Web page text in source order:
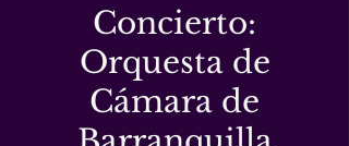
Concierto:
Orquesta de
Cámara de